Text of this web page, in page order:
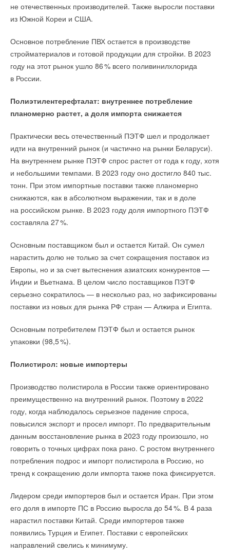
не отечественных производителей. Также выросли поставки
из Южной Кореи и США.
Основное потребление ПВХ остается в производстве
стройматериалов и готовой продукции для стройки. В 2023
году на этот рынок ушло 86% всего поливинилхлорида
в России.
Полиэтилентерефталат: внутреннее потребление
планомерно растет, а доля импорта снижается
Практически весь отечественный ПЭТФ шел и продолжает
идти на внутренний рынок (и частично на рынки Беларуси).
На внутреннем рынке ПЭТФ спрос растет от года к году, хотя
и небольшими темпами. В 2023 году оно достигло 840 тыс.
тонн. При этом импортные поставки также планомерно
снижаются, как в абсолютном выражении, так и в доле
на российском рынке. В 2023 году доля импортного ПЭТФ
составляла 27%.
Основным поставщиком был и остается Китай. Он сумел
нарастить долю не только за счет сокращения поставок из
Европы, но и за счет вытеснения азиатских конкурентов —
Индии и Вьетнама. В целом число поставщиков ПЭТФ
серьезно сократилось — в несколько раз, но зафиксированы
поставки из новых для рынка РФ стран — Алжира и Египта.
Основным потребителем ПЭТФ был и остается рынок
упаковки (98,5%).
Полистирол: новые импортеры
Производство полистирола в России также ориентировано
преимущественно на внутренний рынок. Поэтому в 2022
году, когда наблюдалось серьезное падение спроса,
повысился экспорт и просел импорт. По предварительным
данным восстановление рынка в 2023 году произошло, но
говорить о точных цифрах пока рано. С ростом внутреннего
потребления подрос и импорт полистирола в Россию, но
тренд к сокращению доли импорта также пока фиксируется.
Лидером среди импортеров был и остается Иран. При этом
его доля в импорте ПС в Россию выросла до 54%. В 4 раза
нарастил поставки Китай. Среди импортеров также
появились Турция и Египет. Поставки с европейских
направлений свелись к минимуму.